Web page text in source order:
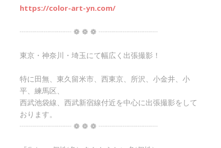
https://color-art-yn.com/
┈┈┈┈┈┈┈ ❁ ❁ ❁ ┈┈┈┈┈┈┈┈
東京・神奈川・埼玉にて幅広く出張撮影！
特に田無、東久留米市、西東京、所沢、小金井、小
平、練馬区、
西武池袋線、西武新宿線付近を中心に出張撮影をして
おります。
┈┈┈┈┈┈┈ ❁ ❁ ❁ ┈┈┈┈┈┈┈┈